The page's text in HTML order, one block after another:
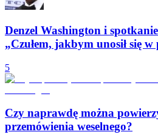
Denzel Washington i
„Czułem, jakbym unosił się
5
Czy naprawdę można
przemówienia weselnego?